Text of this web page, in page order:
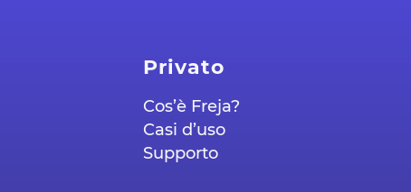
Privato
Cos’è Freja?
Casi d’uso
Supporto